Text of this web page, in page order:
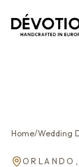
Home/Wedding
ORLANDO ,